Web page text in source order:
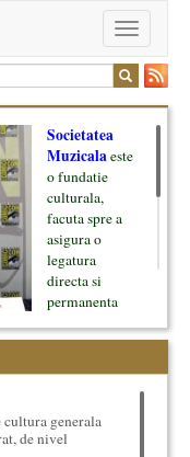
Toggle
navigation
Societatea
Muzicalaeste
o fundatie
culturala,
facuta spre a
asigura o
legatura
directa si
permanenta
oamenii ei, pe
insa acum
cultura generala
de nivel